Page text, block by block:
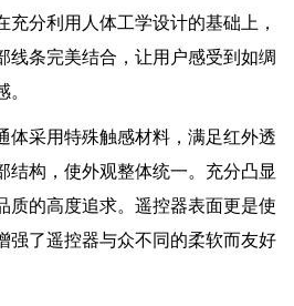
充分利用人体工学设计的基础上，
线条完美结合，让用户感受到如绸
体采用特殊触感材料，满足红外透
结构，使外观整体统一。充分凸显
质的高度追求。遥控器表面更是使
强了遥控器与众不同的柔软而友好